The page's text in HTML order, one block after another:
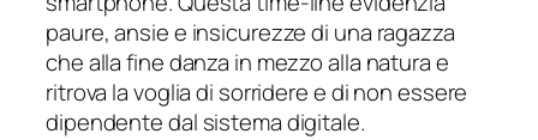
paure, ansie e insicurezze di una ragazza
che alla fine danza in mezzo alla natura e
ritrova la voglia di sorridere e di non essere
dipendente dal sistema digitale.